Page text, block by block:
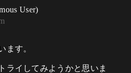
User)
ます。
ライしてみようかと思いま